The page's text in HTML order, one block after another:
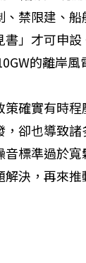
禁限建、船
」才可申設
的離岸風
確實有時
卻也導致諸
標準過於寬
決，再來推